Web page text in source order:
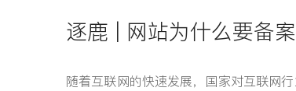
逐鹿 | 网站为什么要备案
随着互联网的快速发展，国家对互联网
是我们最重要的工作
一...